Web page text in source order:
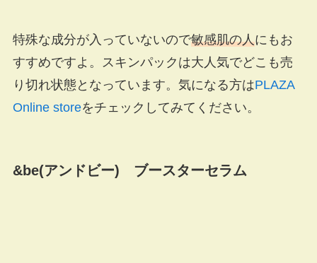
特殊な成分が入っていないので敏感肌の人にもお
すすめですよ。スキンパックは大人気でどこも売
り切れ状態となっています。気になる方はPLAZA
Online storeをチェックしてみてください。
&be(アンドビー) ブースターセラム